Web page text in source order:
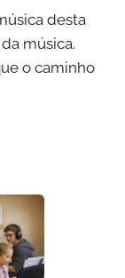
desta
música.
o caminho